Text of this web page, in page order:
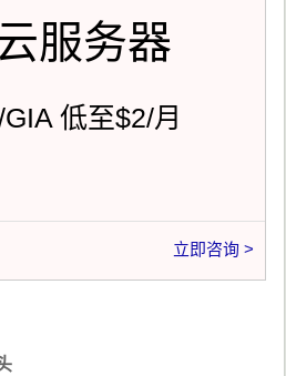
服务器
低至$2/月
立即咨询 >